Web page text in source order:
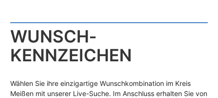
WUNSCH­
KENNZEICHEN
Wählen Sie ihre einzigartige Wunschkombination im Kreis
Meißen mit unserer Live-Suche. Im Anschluss erhalten Sie von